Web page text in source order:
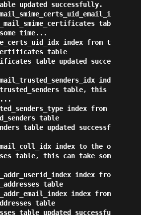
updated successfully.
tab
time...
index from t
table
table updated succe
ind
table, this
index from
table
table updated successf
index to the o
table, this can take som
index fro
table
index from
table
table updated successfu